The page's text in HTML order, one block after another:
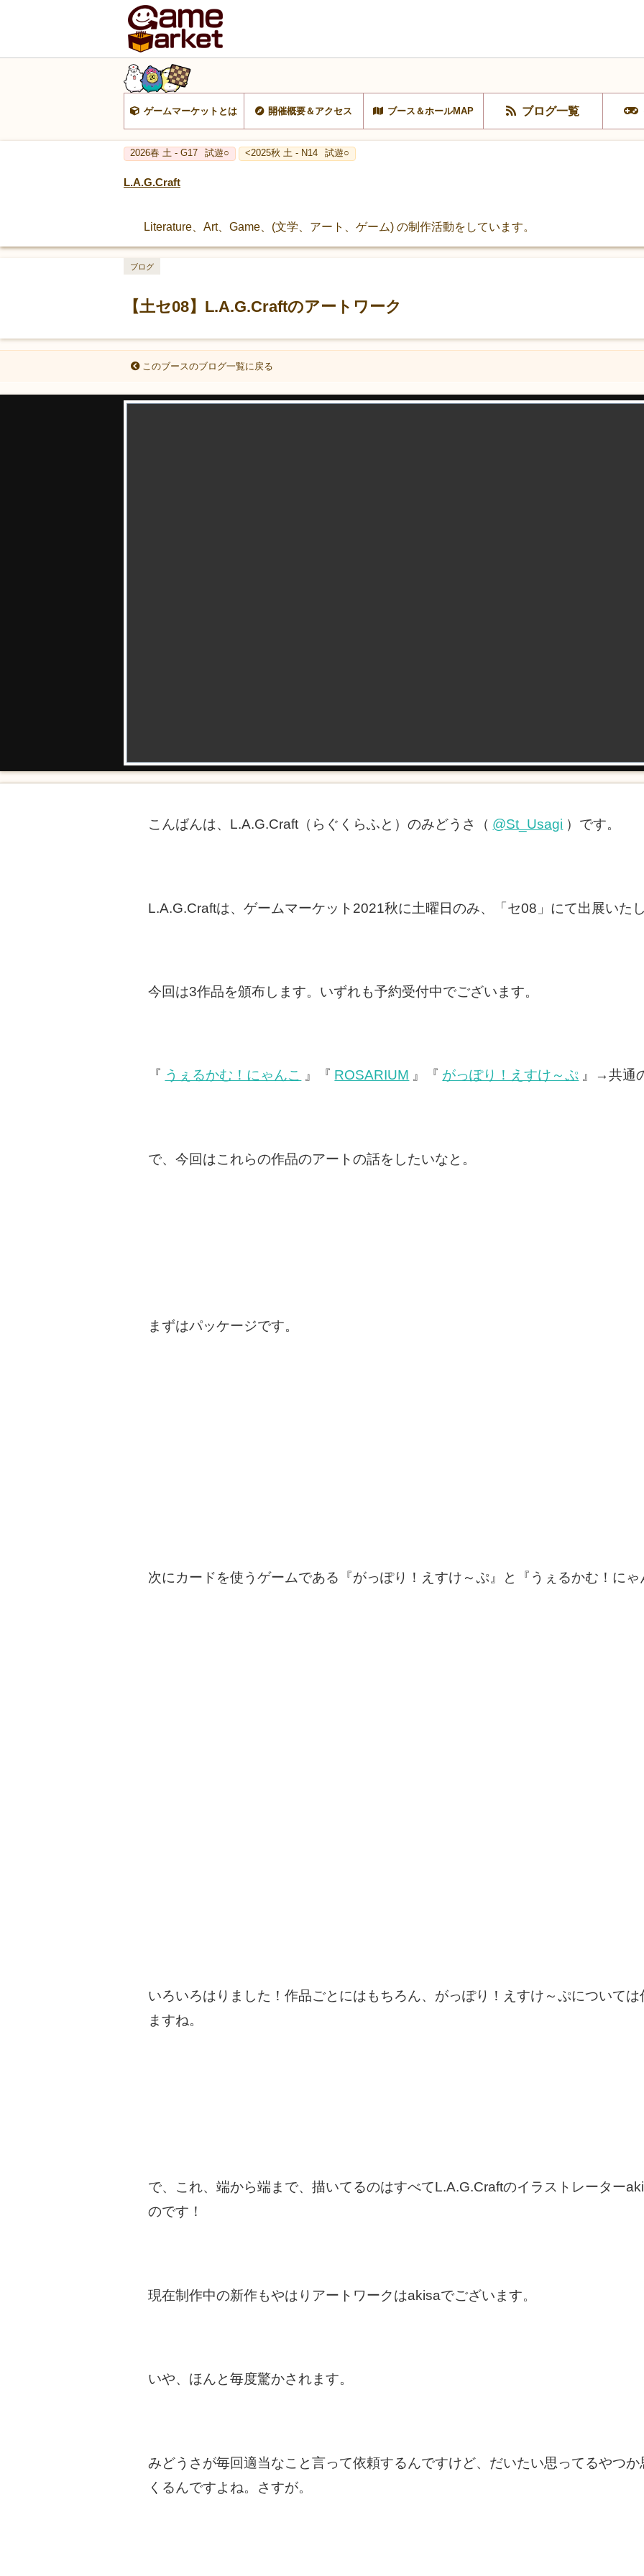
ゲームマーケットとは 開催概要＆アクセス ブース＆ホールMAP ブログ一覧
2026春 土 - G17 試遊○ <2025秋 土 - N14 試遊○
L.A.G.Craft
Literature、Art、Game、(文学、アート、ゲーム) の制作活動をしています。
【土セ08】L.A.G.Craftのアートワーク
ブログ
このブースのブログ一覧に戻る
こんばんは、L.A.G.Craft（らぐくらふと）のみどうさ（ @St_Usagi ）です。
L.A.G.Craftは、ゲームマーケット2021秋に土曜日のみ、「セ08」にて出展いた
今回は3作品を頒布します。いずれも予約受付中でございます。
『 うぇるかむ！にゃんこ 』『 ROSARIUM 』『 がっぽり！えすけ～ぷ 』→共通
で、今回はこれらの作品のアートの話をしたいなと。
まずはパッケージです。
次にカードを使うゲームである『がっぽり！えすけ～ぷ』と『うぇるかむ！に
いろいろはりました！作品ごとにはもちろん、がっぽり！えすけ～ぷについて
ますね。
で、これ、端から端まで、描いてるのはすべてL.A.G.Craftのイラストレーター
のです！
現在制作中の新作もやはりアートワークはakisaでございます。
いや、ほんと毎度驚かされます。
みどうさが毎回適当なこと言って依頼するんですけど、だいたい思ってるやつ
くるんですよね。さすが。